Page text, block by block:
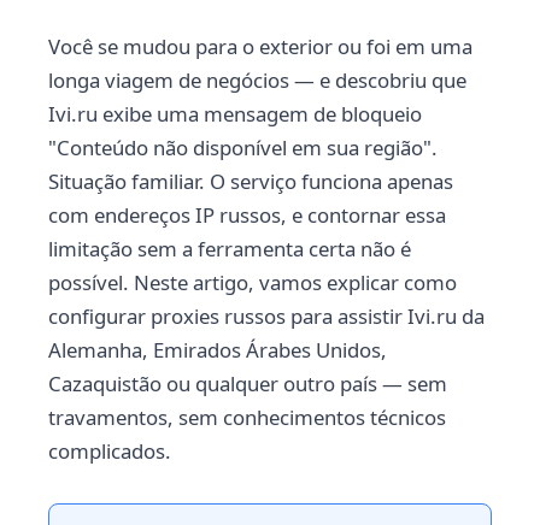
Você se mudou para o exterior ou foi em uma
longa viagem de negócios — e descobriu que
Ivi.ru exibe uma mensagem de bloqueio
"Conteúdo não disponível em sua região".
Situação familiar. O serviço funciona apenas
com endereços IP russos, e contornar essa
limitação sem a ferramenta certa não é
possível. Neste artigo, vamos explicar como
configurar proxies russos para assistir Ivi.ru da
Alemanha, Emirados Árabes Unidos,
Cazaquistão ou qualquer outro país — sem
travamentos, sem conhecimentos técnicos
complicados.